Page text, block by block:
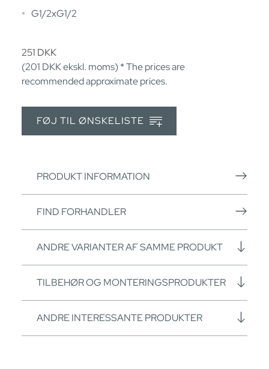
G1/2xG1/2
251 DKK
(201 DKKekskl. moms) * The prices are
recommended approximate prices.
FØJ TIL ØNSKELISTE
PRODUKT INFORMATION
FIND FORHANDLER
ANDRE VARIANTER AF SAMME PRODUKT
TILBEHØR OG MONTERINGSPRODUKTER
ANDRE INTERESSANTE PRODUKTER